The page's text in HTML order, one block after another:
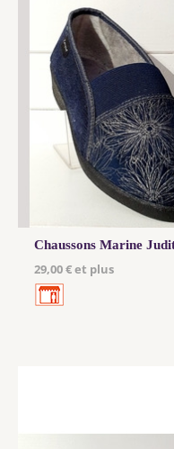
Chaussons Marine
29,00 € et plus